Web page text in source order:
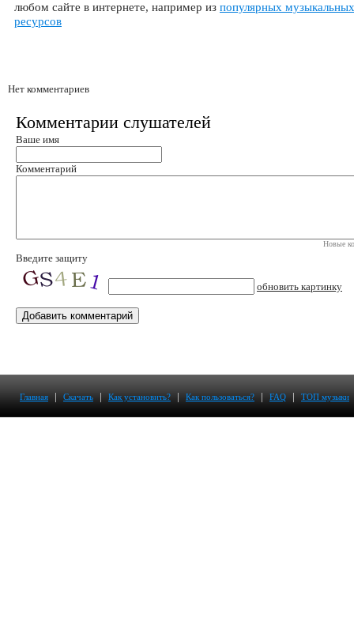
любом сайте в интернете, например из популярных музыкальных
ресурсов
Нет комментариев
Комментарии слушателей
Ваше имя
Комментарий
Новые
Введите защиту
обновить картинку
Главная | Скачать | Как установить? | Как пользоваться? | FAQ | ТОП музыки